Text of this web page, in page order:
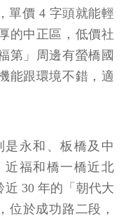
單價 4 字頭就能輕
的中正區，低價社
第」周邊有螢橋國
能跟環境不錯，適
永和、板橋及中
近福和橋一橋近北
30 年的「朝代大
位於成功路二段，